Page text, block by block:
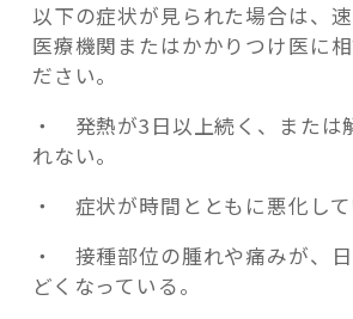
以下の症状が見られた場合は、
医療機関またはかかりつけ医に
ださい。
・ 発熱が3日以上続く、または
れない。
・ 症状が時間とともに悪化して
・ 接種部位の腫れや痛みが、
どくなっている。